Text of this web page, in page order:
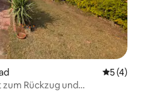
5 (4)
Rückzug und